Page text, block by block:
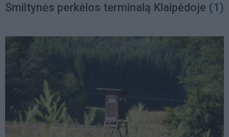
Smiltynės perkėlos terminalą Klaipėdoje (1)